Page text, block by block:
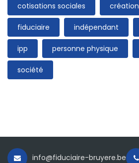
cotisations sociales création
fiduciaire indépendant
ipp personne physique
société
info@fiduciaire-bruyere.be